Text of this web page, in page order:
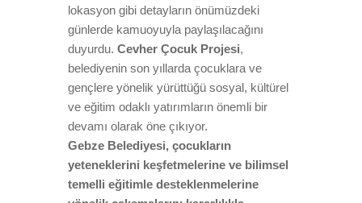
lokasyon gibi detayların önümüzdeki
günlerde kamuoyuyla paylaşılacağını
duyurdu. Cevher Çocuk Projesi,
belediyenin son yıllarda çocuklara ve
gençlere yönelik yürüttüğü sosyal, kültürel
ve eğitim odaklı yatırımların önemli bir
devamı olarak öne çıkıyor.
Gebze Belediyesi, çocukların
yeteneklerini keşfetmelerine ve bilimsel
temelli eğitimle desteklenmelerine